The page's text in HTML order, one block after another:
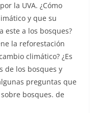
la UVA. ¿Cómo
y que su
este a los bosques?
la reforestación
climático? ¿Es
de los bosques y
preguntas que
bosques. de